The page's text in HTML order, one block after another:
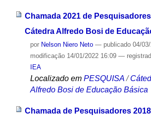
Chamada 2021 de
Cátedra Alfredo Bosi de
por Nelson Niero Neto — publicado04/03/
modificação14/01/2022 16:09 —
IEA
Localizado em PESQUISA /
Alfredo Bosi de Educação Básica
Chamada de Pesquisadores 2018